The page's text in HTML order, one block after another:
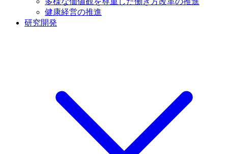
健康経営の推進
研究開発